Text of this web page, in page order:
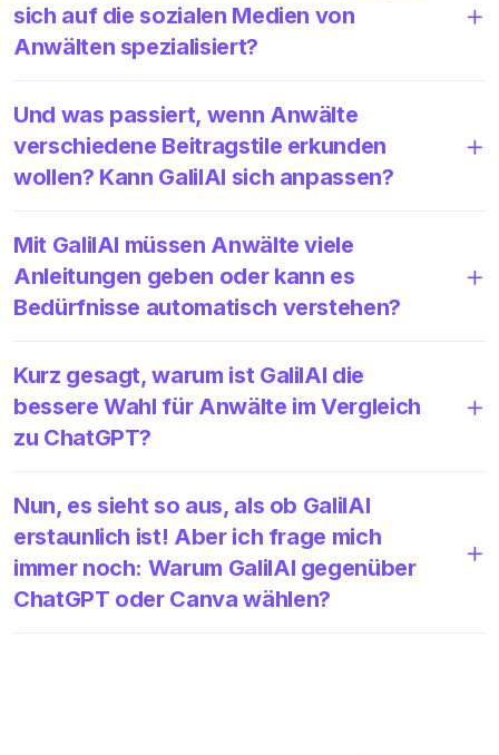
sich auf die sozialen Medien von
Anwälten spezialisiert?
Und was passiert, wenn Anwälte
verschiedene Beitragstile erkunden
wollen? Kann GalilAI sich anpassen?
Mit GalilAI müssen Anwälte viele
Anleitungen geben oder kann es
Bedürfnisse automatisch verstehen?
Kurz gesagt, warum ist GalilAI die
bessere Wahl für Anwälte im Vergleich
zu ChatGPT?
Nun, es sieht so aus, als ob GalilAI
erstaunlich ist! Aber ich frage mich
immer noch: Warum GalilAI gegenüber
ChatGPT oder Canva wählen?